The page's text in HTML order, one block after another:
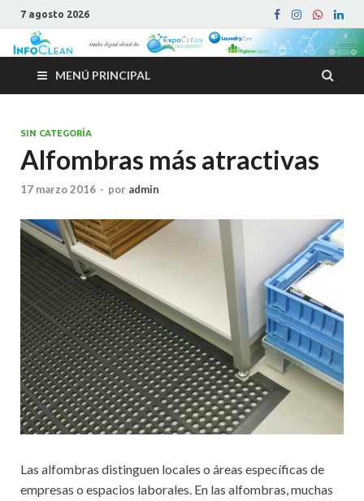
7 agosto 2026
MENÚ PRINCIPAL
SIN CATEGORÍA
Alfombras más atractivas
17 marzo 2016 - por admin
Las alfombras distinguen locales o áreas específicas de
empresas o espacios laborales. En las alfombras, muchas